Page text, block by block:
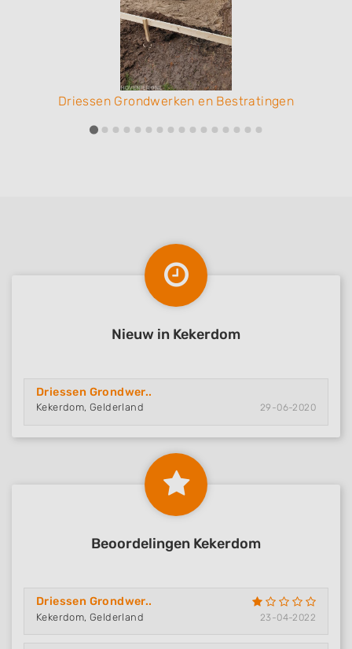
Driessen Grondwerken en Bestratingen
Nieuw in Kekerdom
Driessen Grondwer..
Kekerdom, Gelderland 29-06-2020
Beoordelingen Kekerdom
Driessen Grondwer..
Kekerdom, Gelderland 23-04-2022